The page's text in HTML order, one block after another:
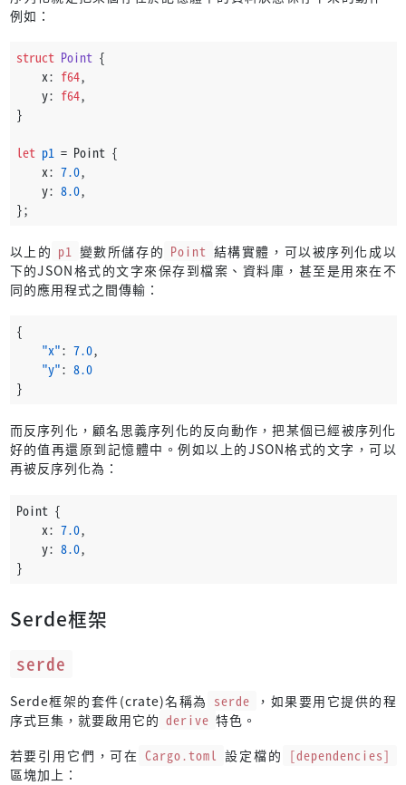
例如：
struct Point {
    x:
f64,
    y:
f64,
}
let p1 = Point {
    x:
7.0,
    y:
8.0,
};
以上的 p1 變數所儲存的 Point 結構實體，可以被序列化成以
下的JSON格式的文字來保存到檔案、資料庫，甚至是用來在不
同的應用程式之間傳輸：
{
"x": 7.0,
"y": 8.0
}
而反序列化，顧名思義序列化的反向動作，把某個已經被序列化
好的值再還原到記憶體中。例如以上的JSON格式的文字，可以
再被反序列化為：
Point {
    x:
7.0,
    y:
8.0,
}
Serde框架
serde
Serde框架的套件(crate)名稱為 serde
，如果要用它提供的程
序式巨集，就要啟用它的 derive 特色。
若要引用它們，可在 Cargo.toml 設定檔的 [dependencies]
區塊加上：